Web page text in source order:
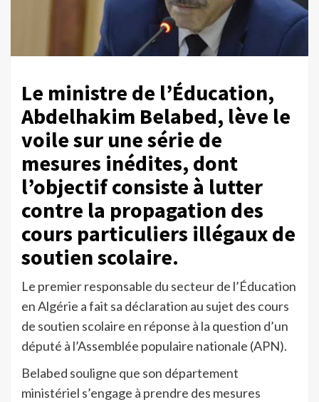
Le ministre de l’Éducation,
Abdelhakim Belabed, lève le
voile sur une série de
mesures inédites, dont
l’objectif consiste à lutter
contre la propagation des
cours particuliers illégaux de
soutien scolaire.
Le premier responsable du secteur de l’Éducation
en Algérie a fait sa déclaration au sujet des cours
de soutien scolaire en réponse à la question d’un
député à l’Assemblée populaire nationale (APN).
Belabed souligne que son département
ministériel s’engage à prendre des mesures